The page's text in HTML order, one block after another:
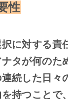
性
に対する責
タが何のた
続した日々
つことで、